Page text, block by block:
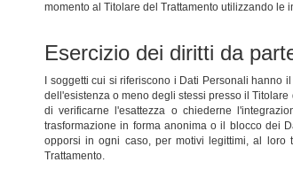
momento al Titolare del Trattamento utilizzando le
Esercizio dei diritti da
I soggetti cui si riferiscono i Dati Personali
dell'esistenza o meno degli stessi presso il
di verificarne l'esattezza o chiederne
trasformazione in forma anonima o il blocco dei
opporsi in ogni caso, per motivi legittimi, al loro
Trattamento.